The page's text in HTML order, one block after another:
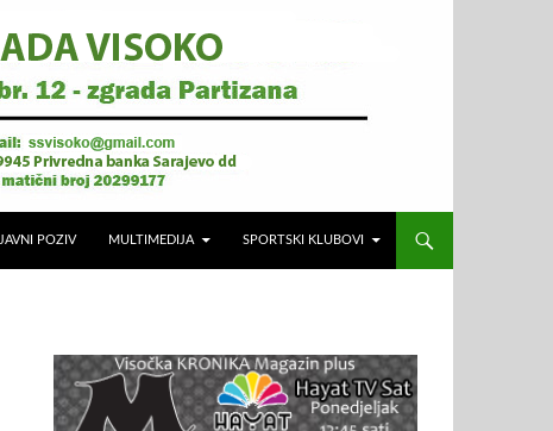
JAVNI POZIV MULTIMEDIJA SPORTSKI KLUBOVI